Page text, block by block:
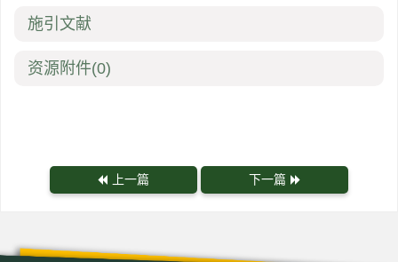
施引文献
资源附件(0)
上一篇 下一篇